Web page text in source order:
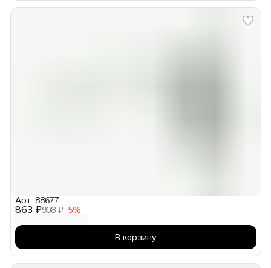
863 ₽908 ₽−5%
Арт: 88677
В корзину